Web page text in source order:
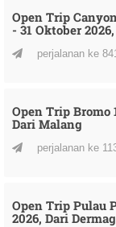
Open Trip
- 31 Oktober
perjalanan ke
Open Trip Bromo
Dari Malang
perjalanan ke
Open Trip Pulau
2026, Dari